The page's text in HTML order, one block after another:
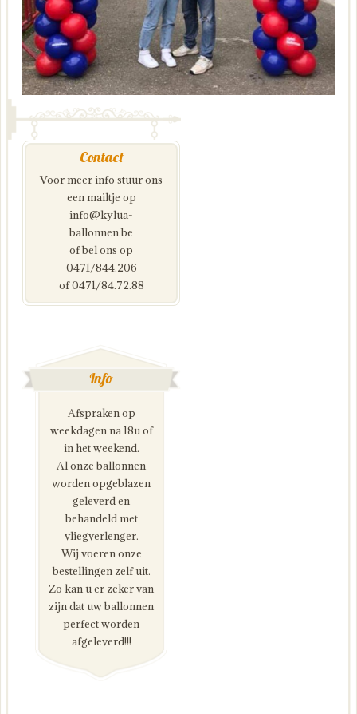
Contact
Voor meer info stuur ons
een mailtje op
info@kylua-
ballonnen.be
of bel ons op
0471/844.206
of 0471/84.72.88
Info
Afspraken op
weekdagen na 18u of
in het weekend.
Al onze ballonnen
worden opgeblazen
geleverd en
behandeld met
vliegverlenger.
Wij voeren onze
bestellingen zelf uit.
Zo kan u er zeker van
zijn dat uw ballonnen
perfect worden
afgeleverd!!!